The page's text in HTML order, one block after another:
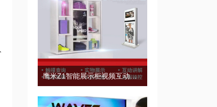
鹰米Z1智能展示柜视频互动展示